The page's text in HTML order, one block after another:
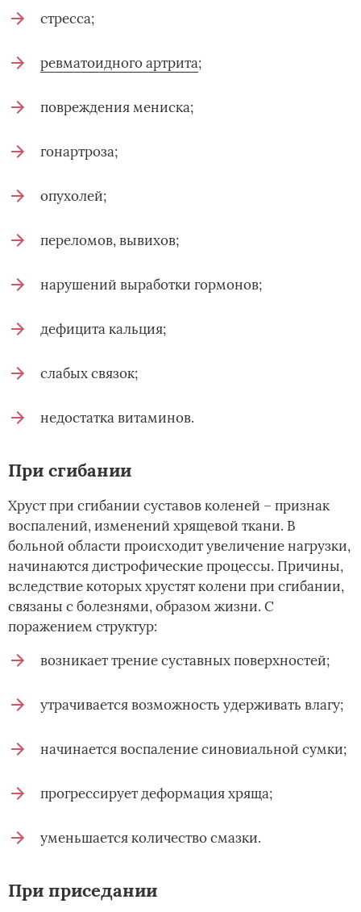
стресса;
ревматоидного артрита;
повреждения мениска;
гонартроза;
опухолей;
переломов, вывихов;
нарушений выработки гормонов;
дефицита кальция;
слабых связок;
недостатка витаминов.
При сгибании
Хруст при сгибании суставов коленей – признак
воспалений, изменений хрящевой ткани. В
больной области происходит увеличение нагрузки,
начинаются дистрофические процессы. Причины,
вследствие которых хрустят колени при сгибании,
связаны с болезнями, образом жизни. С
поражением структур:
возникает трение суставных поверхностей;
утрачивается возможность удерживать влагу;
начинается воспаление синовиальной сумки;
прогрессирует деформация хряща;
уменьшается количество смазки.
При приседании